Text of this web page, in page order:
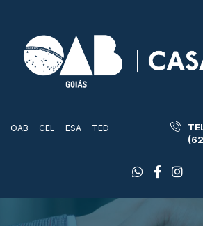
OAB CEL ESA TED